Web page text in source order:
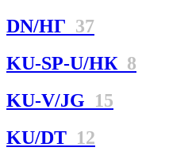
DN/НГ 37
KU-SP-U/НК 8
KU-V/JG 15
KU/DT 12